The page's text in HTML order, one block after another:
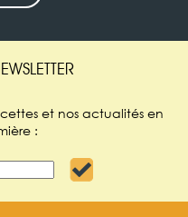
et nos actualités en
: